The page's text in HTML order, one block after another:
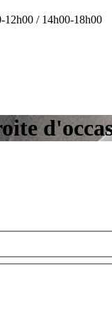
12h00 / 14h00-18h00